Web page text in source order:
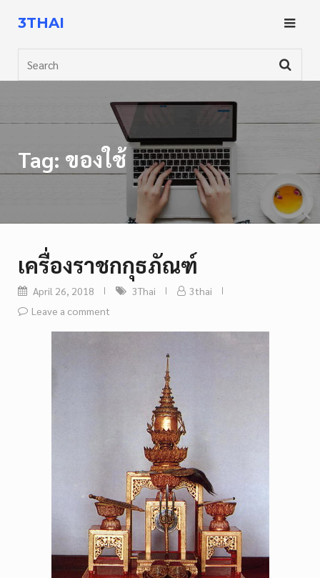
content
3THAI
Tag: ของใช้
เครื่องราชกกุธภัณฑ์
April 26, 2018 3Thai
3thai
Leave a comment